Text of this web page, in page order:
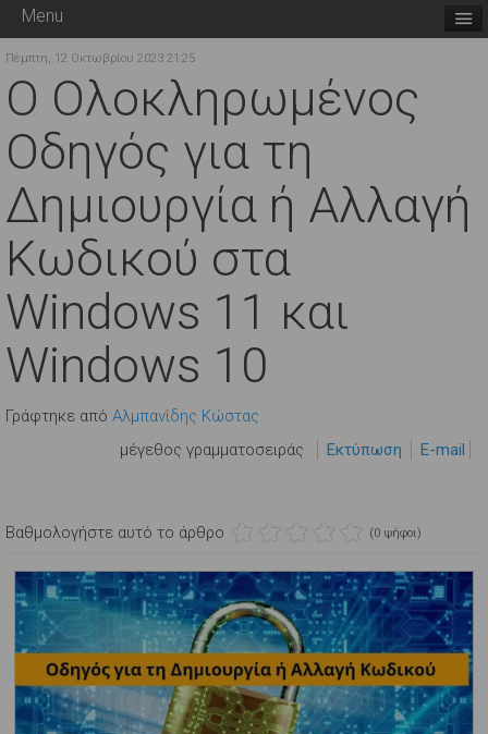
Menu
Πέμπτη, 12 Οκτωβρίου 2023 21:25
Ο Ολοκληρωμένος
Οδηγός για τη
Δημιουργία ή Αλλαγή
Κωδικού στα
Windows 11 και
Windows 10
Γράφτηκε από Αλμπανίδης Κώστας
μέγεθος γραμματοσειράς
Εκτύπωση E-mail
Βαθμολογήστε αυτό το άρθρο (0 ψήφοι)